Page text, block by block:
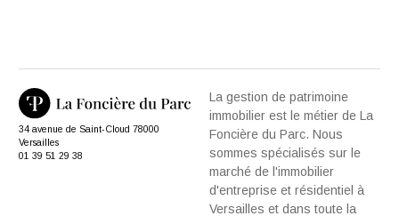
34 avenue de Saint-Cloud 78000
Versailles
01 39 51 29 38
La gestion de patrimoine
immobilier est le métier de La
Foncière du Parc. Nous
sommes spécialisés sur le
marché de l'immobilier
d'entreprise et résidentiel à
Versailles et dans toute la